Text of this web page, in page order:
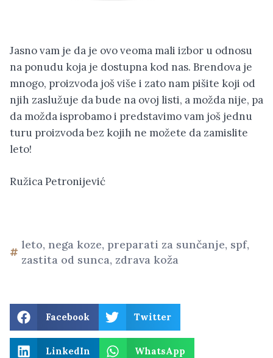
Jasno vam je da je ovo veoma mali izbor u odnosu
na ponudu koja je dostupna kod nas. Brendova je
mnogo, proizvoda još više i zato nam pišite koji od
njih zaslužuje da bude na ovoj listi, a možda nije, pa
da možda isprobamo i predstavimo vam još jednu
turu proizvoda bez kojih ne možete da zamislite
leto!
Ružica Petronijević
leto, nega koze, preparati za sunčanje, spf,
zastita od sunca, zdrava koža
Facebook Twitter
LinkedIn WhatsApp